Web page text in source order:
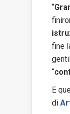
“
fine
“
E
di